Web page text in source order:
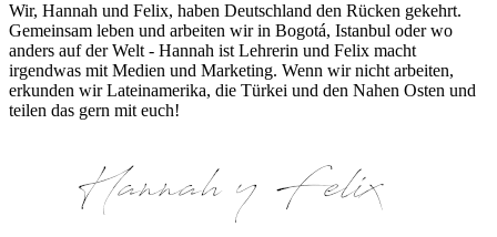
Wir, Hannah und Felix, haben Deutschland den Rücken gekehrt.
Gemeinsam leben und arbeiten wir in Bogotá, Istanbul oder wo
anders auf der Welt - Hannah ist Lehrerin und Felix macht
irgendwas mit Medien und Marketing. Wenn wir nicht arbeiten,
erkunden wir Lateinamerika, die Türkei und den Nahen Osten und
teilen das gern mit euch!